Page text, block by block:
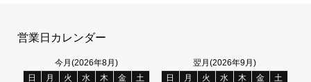
営業日カレンダー
今月(2026年8月)
日
月 火 水 木 金
土
翌月(2026年9月)
日
月 火 水 木 金
土